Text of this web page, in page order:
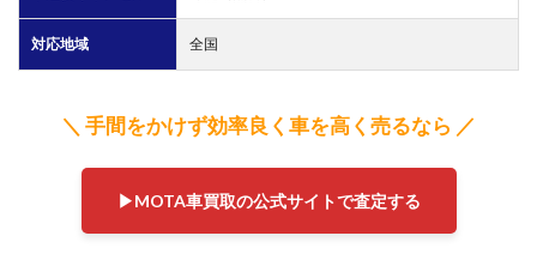
4.1
一度
の情
複数
定額
きる
対応地域 全国
＼ 手間をかけず効率良く車を高く売るなら ／
▶︎MOTA車買取の公式サイトで査定する